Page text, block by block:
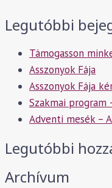
Legutóbbi
Támogasson
Asszonyok Fája
Asszonyok Fája
Szakmai program
Adventi mesék –
Legutóbbi
Archívum